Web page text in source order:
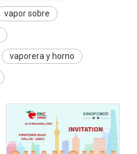
vapor sobre
vaporera y horno